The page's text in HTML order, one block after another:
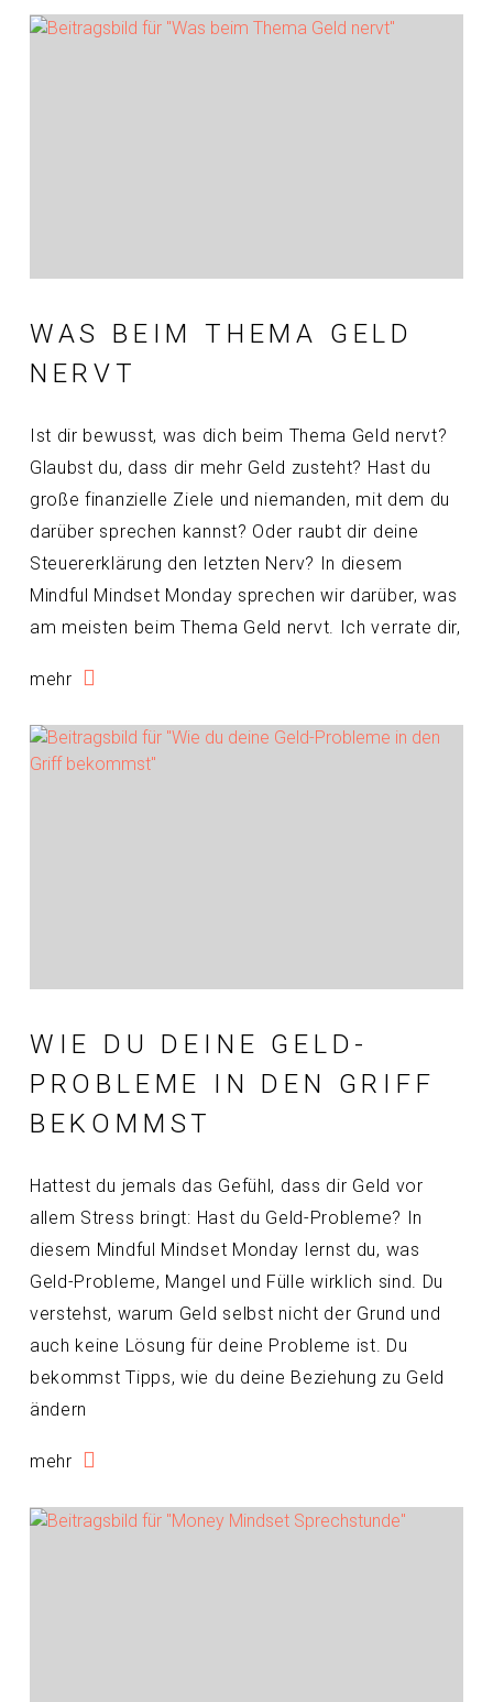
WAS BEIM THEMA GELD
NERVT
Ist dir bewusst, was dich beim Thema Geld nervt?
Glaubst du, dass dir mehr Geld zusteht? Hast du
große finanzielle Ziele und niemanden, mit dem du
darüber sprechen kannst? Oder raubt dir deine
Steuererklärung den letzten Nerv? In diesem
Mindful Mindset Monday sprechen wir darüber, was
am meisten beim Thema Geld nervt. Ich verrate dir,
mehr
WIE DU DEINE GELD-
PROBLEME IN DEN GRIFF
BEKOMMST
Hattest du jemals das Gefühl, dass dir Geld vor
allem Stress bringt: Hast du Geld-Probleme? In
diesem Mindful Mindset Monday lernst du, was
Geld-Probleme, Mangel und Fülle wirklich sind. Du
verstehst, warum Geld selbst nicht der Grund und
auch keine Lösung für deine Probleme ist. Du
bekommst Tipps, wie du deine Beziehung zu Geld
ändern
mehr